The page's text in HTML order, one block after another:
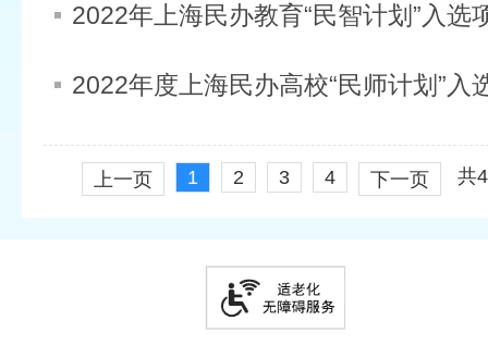
2022年上海民办教育“民智计划”入选
上一页 1 2 3 4 下一页 共